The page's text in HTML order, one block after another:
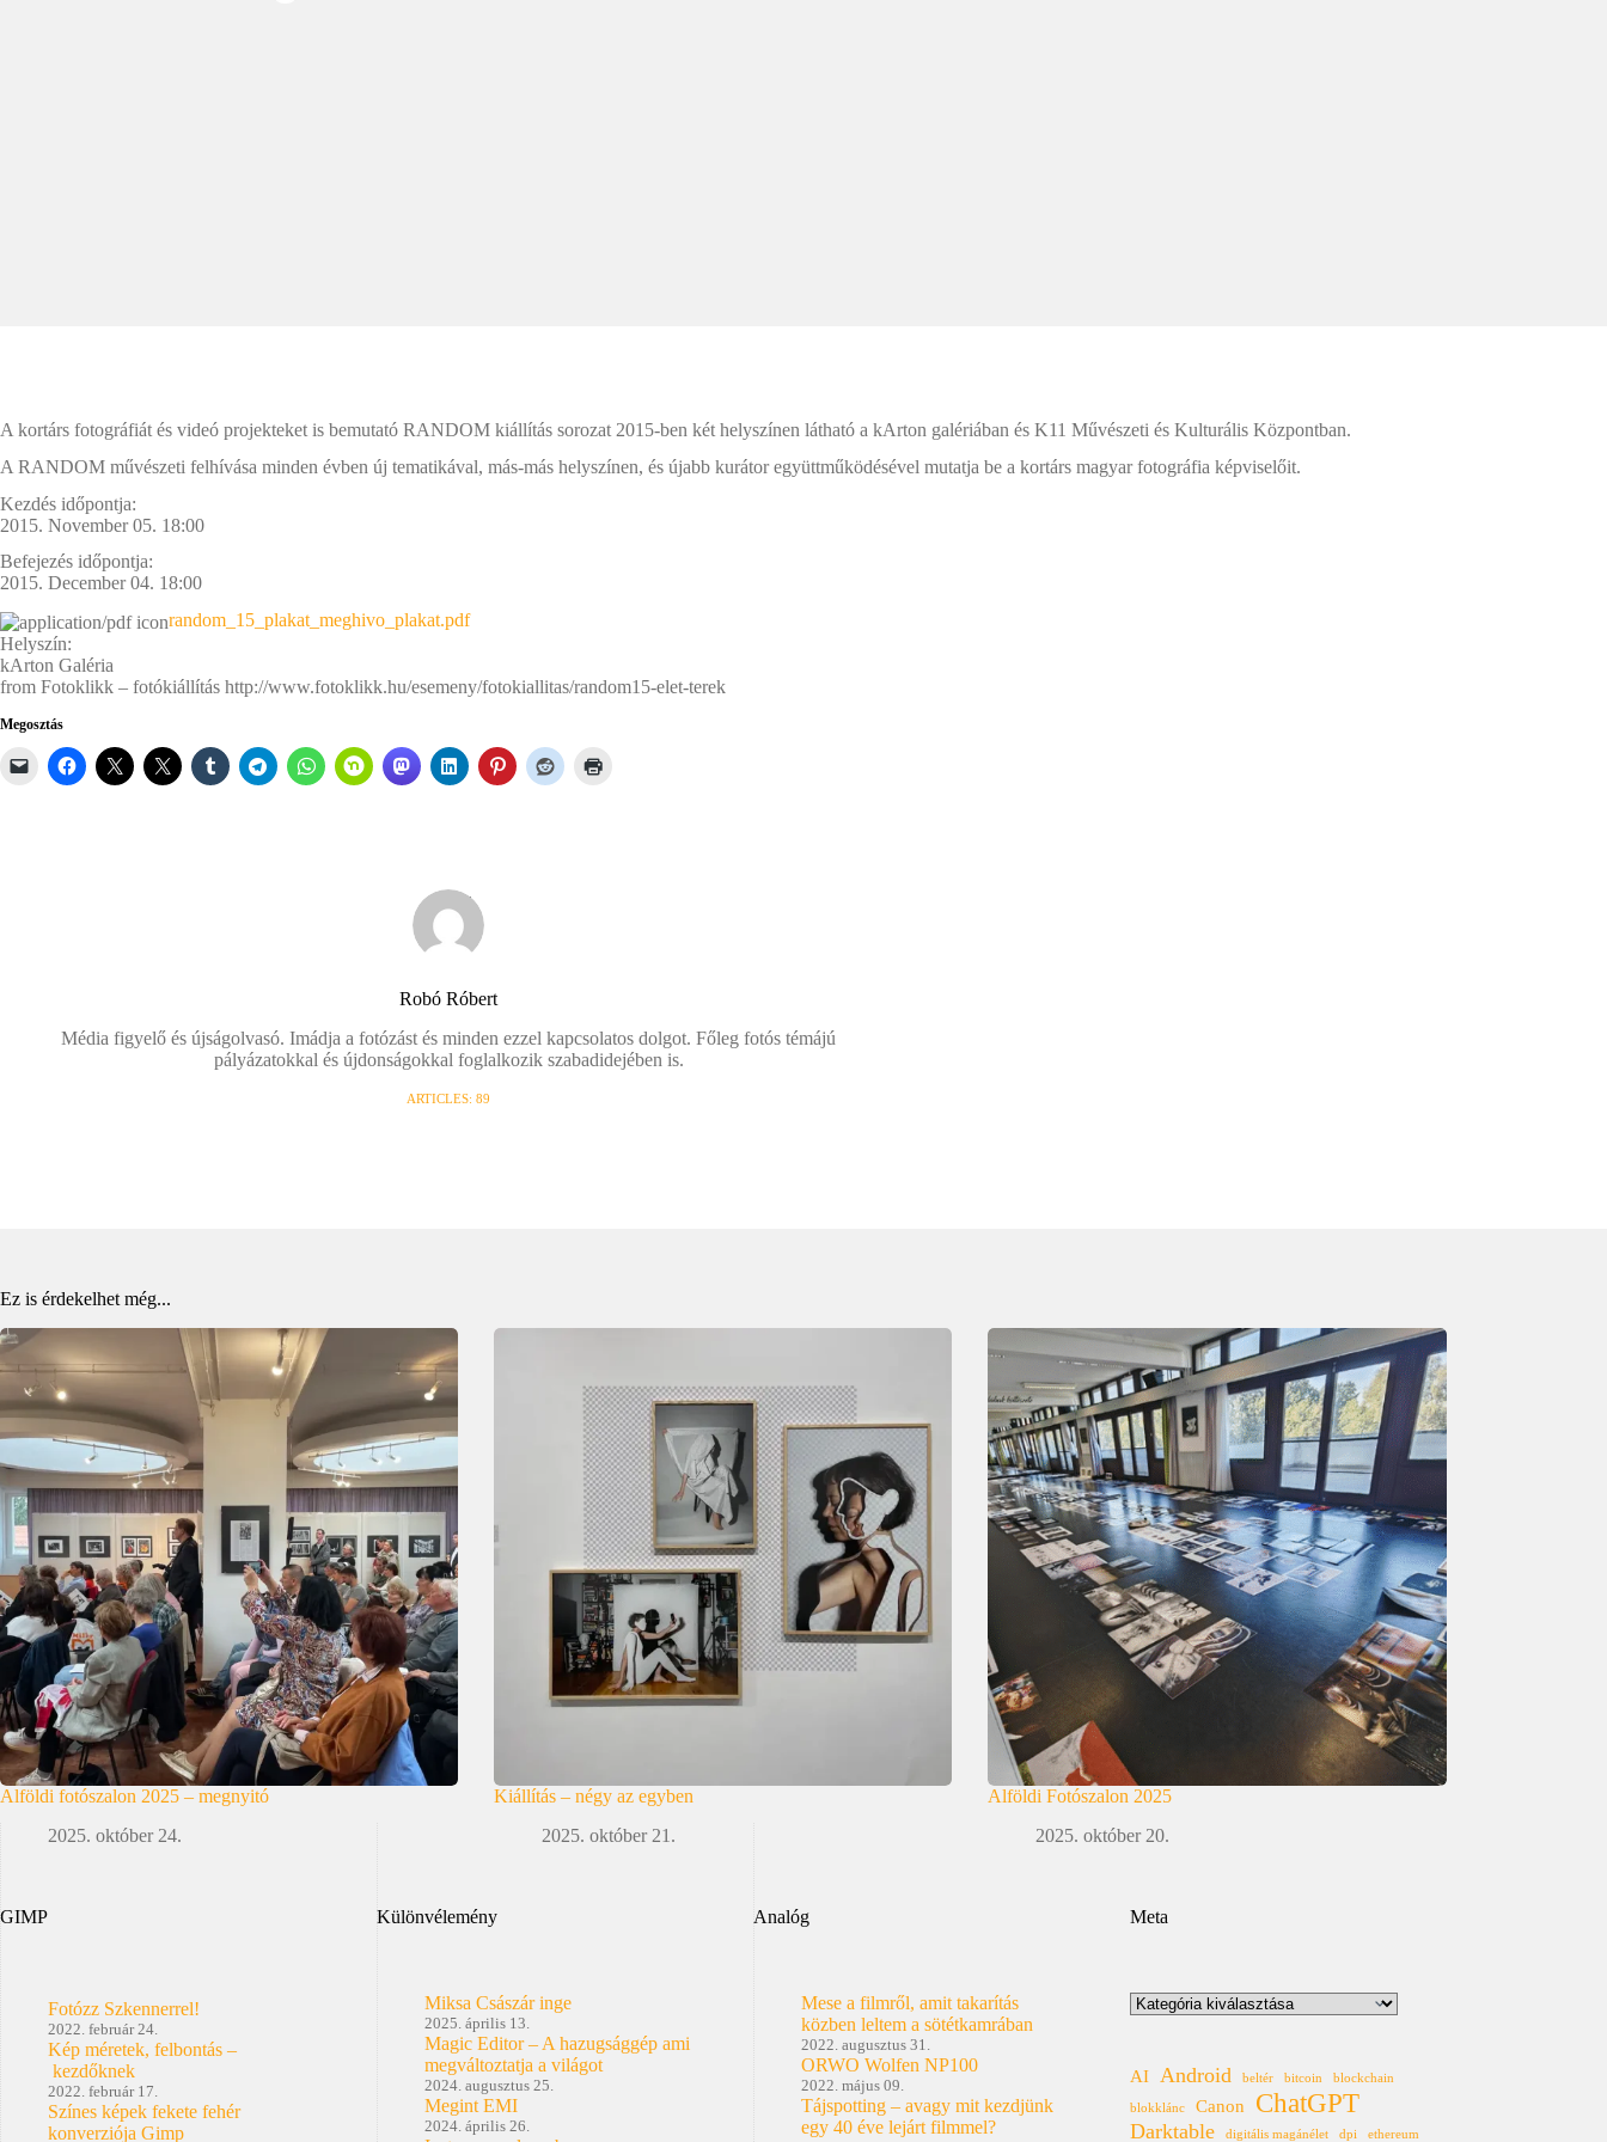
A kortárs fotográfiát és videó projekteket is bemutató RANDOM kiállítás sorozat 2015-ben két helyszínen látható a kArton galériában és K11 Művészeti és Kulturális Központban.
A RANDOM művészeti felhívása minden évben új tematikával, más-más helyszínen, és újabb kurátor együttműködésével mutatja be a kortárs magyar fotográfia képviselőit.
Kezdés időpontja:
2015. November 05. 18:00
Befejezés időpontja:
2015. December 04. 18:00
random_15_plakat_meghivo_plakat.pdf
Helyszín:
kArton Galéria
from Fotoklikk – fotókiállítás http://www.fotoklikk.hu/esemeny/fotokiallitas/random15-elet-terek
Megosztás
Robó Róbert
Média figyelő és újságolvasó. Imádja a fotózást és minden ezzel kapcsolatos dolgot. Főleg fotós témájú
pályázatokkal és újdonságokkal foglalkozik szabadidejében is.
ARTICLES: 89
Ez is érdekelhet még...
Alföldi fotószalon 2025 – megnyitó
2025. október 24.
Kiállítás – négy az egyben
2025. október 21.
Alföldi Fotószalon 2025
2025. október 20.
GIMP
Fotózz Szkennerrel!
2022. február 24.
Kép méretek, felbontás –
kezdőknek
2022. február 17.
Színes képek fekete fehér
konverziója Gimp
Különvélemény
Miksa Császár inge
2025. április 13.
Magic Editor – A hazugsággép ami
megváltoztatja a világot
2024. augusztus 25.
Megint EMI
2024. április 26.
Analóg
Mese a filmről, amit takarítás
közben leltem a sötétkamrában
2022. augusztus 31.
ORWO Wolfen NP100
2022. május 09.
Tájspotting – avagy mit kezdjünk
egy 40 éve lejárt filmmel?
Meta
Kategóriák
AI Android beltér bitcoin blockchain
blokklánc Canon ChatGPT
Darktable digitális magánélet dpi ethereum